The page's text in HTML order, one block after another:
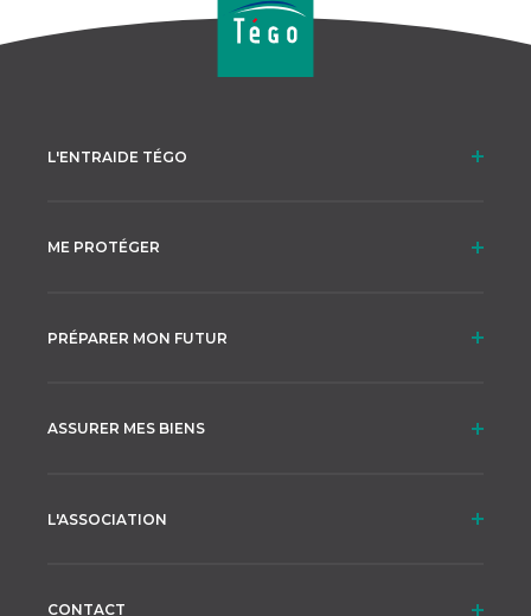
L'ENTRAIDE TÉGO
ME PROTÉGER
PRÉPARER MON FUTUR
ASSURER MES BIENS
L'ASSOCIATION
CONTACT